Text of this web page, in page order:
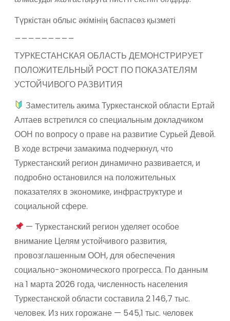
Түркістан облыс әкімінің баспасөз қызметі
ТУРКЕСТАНСКАЯ ОБЛАСТЬ ДЕМОНСТРИРУЕТ
ПОЛОЖИТЕЛЬНЫЙ РОСТ ПО ПОКАЗАТЕЛЯМ
УСТОЙЧИВОГО РАЗВИТИЯ
Заместитель акима Туркестанской области Ертай
Алтаев встретился со специальным докладчиком
ООН по вопросу о праве на развитие Сурьей Девой.
В ходе встречи замакима подчеркнул, что
Туркестанский регион динамично развивается, и
подробно остановился на положительных
показателях в экономике, инфраструктуре и
социальной сфере.
— Туркестанский регион уделяет особое
внимание Целям устойчивого развития,
провозглашенным ООН, для обеспечения
социально-экономического прогресса. По данным
на 1 марта 2026 года, численность населения
Туркестанской области составила 2 146,7 тыс.
человек. Из них горожане — 545,1 тыс. человек